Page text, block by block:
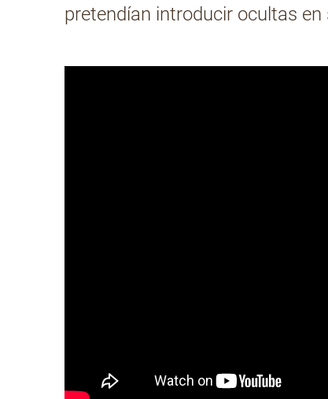
pretendían introducir ocultas en